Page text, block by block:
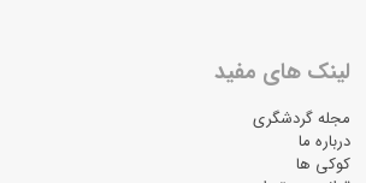
لینک های مفید
مجله گردشگری
درباره ما
کوکی ها